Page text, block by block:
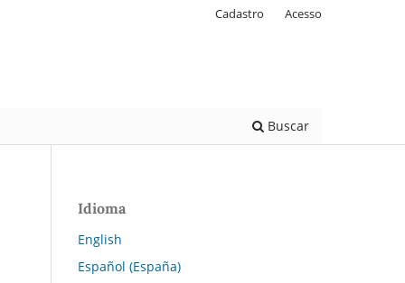
Buscar
Cadastro Acesso
Idioma
English
Español (España)